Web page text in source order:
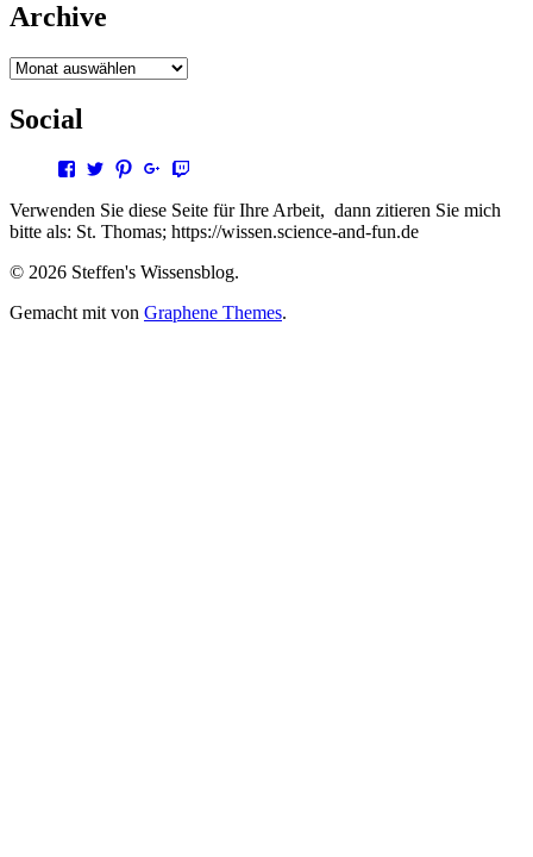
Archive
Archive
Social
Profil
steffen.thomas1
auf
Facebook
anzeigen
Profil
steto123
auf
Twitter
anzeigen
Profil
steffen3669
auf
Pinterest
anzeigen
Profil
Steffen
Thomas
auf
Google+
anzeigen
steto123
auf
Twitch
anzeigen
Verwenden Sie diese Seite für Ihre Arbeit, dann zitieren Sie mich
bitte als: St. Thomas; https://wissen.science-and-fun.de
© 2026 Steffen's Wissensblog.
Gemacht mit von Graphene Themes.